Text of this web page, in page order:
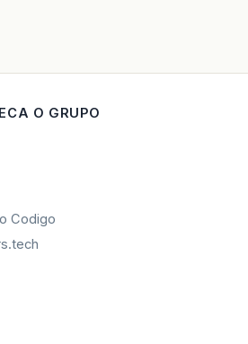
O GRUPO
Codigo